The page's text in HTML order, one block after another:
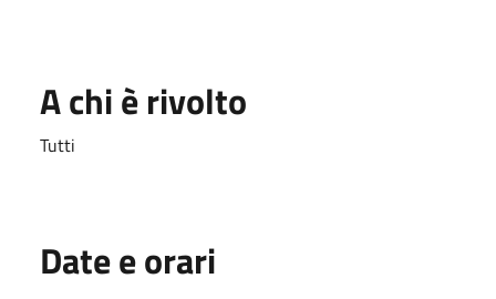
A chi è rivolto
Tutti
Date e orari